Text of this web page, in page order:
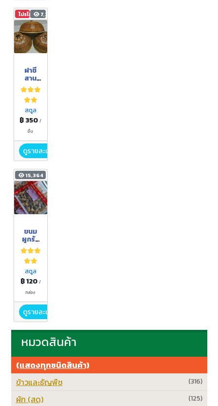
โปรโมชัน 7,284
ฝาชี
สาน
จากต้น
คลุ้ม
ขนาด
เส้นผ่า
ศูนย์ก
ลาง 12
นิ้ว
สตูล
฿ 350/
ชิ้น
ดูรายละเอียด
15,364
ขนม
ผูกรัก
แบบ
กล่อง
(350
กรัม)
สตูล
฿ 120 /
กล่อง
ดูรายละเอียด
หมวดสินค้า
(แสดงทุกชนิดสินค้า)
(316)
ข้าวและธัญพืช
(125)
ผัก (สด)